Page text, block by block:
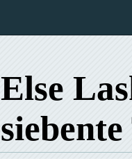
Else
siebente